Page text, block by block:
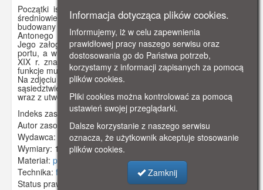
Początki istnienia fortu u ujścia Wisły do Bałtyku sięgają
średniowiecza. W 2 ej poł. XVI w. powstał fort carré
budowany pod nadzorem Hansa von Lindau, następnie
Antonego van Obberghena. Obiekt pełnił funkcje militarne.
Jego załoga kontrolowała statki wpływające do gdańskiego
portu, a wieża do 1758 r. spełniała rolę latarni morskiej. W
XIX r. znajdowało się tu również więzienie. Obecnie pełni
funkcje muzealne.
Na zdjęciu widoczna przystań dla żaglówek, która powstała w
sąsiedztwie twierdzy w dwudziestoleciu międzywojennym
wraz z utworzeniem tu siedziby klubów żeglarskich.
Indeks zasobu:GSP00056
Autor zasobu:Ilse Macholz Drg - Oliva
Wydawca:
Carl Lange, Danzig - Oliwa
Wymiary: 138 x 86 mm
Materiał: pocztówka
Technika: fotografia czarno-biała
Status prawny:
Użycie Niekomercyjne
Informacja dotycząca plików cookies.
Informujemy, iż w celu zapewnienia
prawidłowej pracy naszego serwisu oraz
dostosowania go do Państwa potrzeb,
korzystamy z informacji zapisanych za pomocą
plików cookies.
Pliki cookies można kontrolować za pomocą
ustawień swojej przeglądarki.
Dalsze korzystanie z naszego serwisu
oznacza, że użytkownik akceptuje stosowanie
plików cookies.
Zamknij